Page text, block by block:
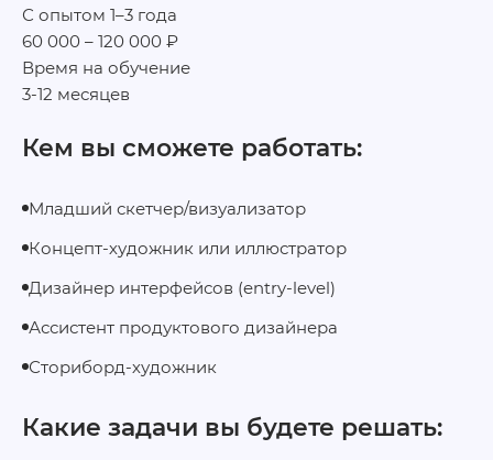
С опытом 1–3 года
60 000 – 120 000 ₽
Время на обучение
3-12 месяцев
Кем вы сможете работать:
Младший скетчер/визуализатор
Концепт-художник или иллюстратор
Дизайнер интерфейсов (entry-level)
Ассистент продуктового дизайнера
Сториборд-художник
Какие задачи вы будете решать: